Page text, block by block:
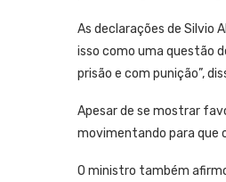
As declarações de Silvio
isso como uma questão
prisão e com punição”,
Apesar de se mostrar
movimentando para que
O ministro também